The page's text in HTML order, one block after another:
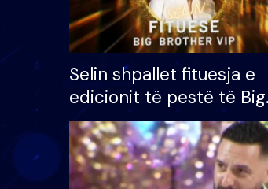
Selin shpallet fituesja e
edicionit të pestë të Big
Brother VIP, rrëmben
çmimin e madh prej 100
mijë eurosh